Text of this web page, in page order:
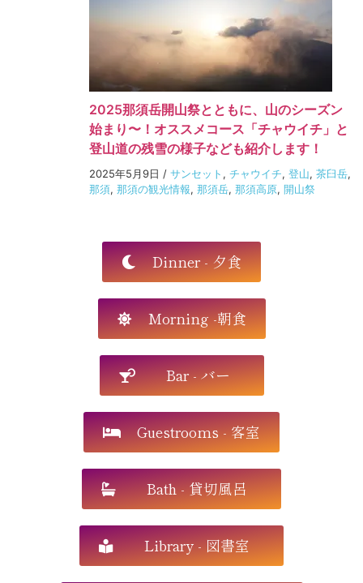
2025那須岳開山祭とともに、山のシーズン
始まり〜！オススメコース「チャウイチ」と
登山道の残雪の様子なども紹介します！
2025年5月9日 / サンセット , チャウイチ, 登山, 茶臼岳,
那須, 那須の観光情報, 那須岳, 那須高原, 開山祭
Dinner - 夕食
Morning -朝食
Bar - バー
Guestrooms - 客室
Bath - 貸切風呂
Library - 図書室